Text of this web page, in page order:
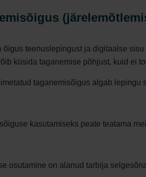
õigus teenuslepingust ja digitaalse
küsida taganemise põhjust, kuid ei
taganemisõigus algab lepingu
kasutamiseks peate teatama
osutamine on alanud tarbija